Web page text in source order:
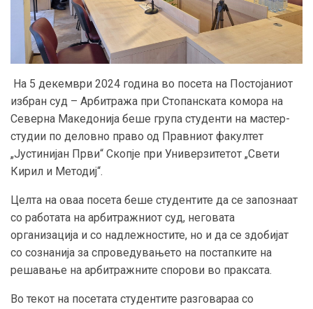
На 5 декември 2024 година во посета на Постојаниот
избран суд – Арбитража при Стопанската комора на
Северна Македонија беше група студенти на мастер-
студии по деловно право од Правниот факултет
„Јустинијан Први“ Скопје при Универзитетот „Свети
Кирил и Методиј“.
Целта на оваа посета беше студентите да се запознаат
со работата на арбитражниот суд, неговата
организација и со надлежностите, но и да се здобијат
со сознанија за спроведувањето на постапките на
решавање на арбитражните спорови во праксата.
Во текот на посетата студентите разговараа со